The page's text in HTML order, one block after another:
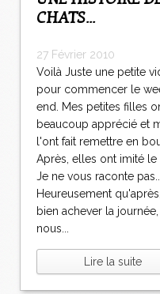
CHATS...
27 Février 2010
Voilà Juste une petite
pour commencer le
end. Mes petites filles
beaucoup apprécié et
l'ont fait remettre en
Après, elles ont imité le
Je ne vous raconte
Heureusement
bien achever la journée,
nous...
Lire la suite
articles